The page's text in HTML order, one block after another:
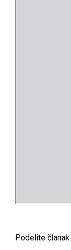
Podelite članak